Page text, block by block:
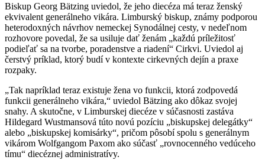
Biskup Georg Bätzing uviedol, že jeho diecéza má teraz ženský
ekvivalent generálneho vikára. Limburský biskup, známy podporou
heterodoxných návrhov nemeckej Synodálnej cesty, v nedeľnom
rozhovore povedal, že sa usiluje dať ženám „každú príležitosť
podieľať sa na tvorbe, poradenstve a riadení“ Cirkvi. Uviedol aj
čerstvý príklad, ktorý budí v kontexte cirkevných dejín a praxe
rozpaky.
„Tak napríklad teraz existuje žena vo funkcii, ktorá zodpovedá
funkcii generálneho vikára,“ uviedol Bätzing ako dôkaz svojej
snahy. A skutočne, v Limburskej diecéze v súčasnosti zastáva
Hildegard Wustmansová túto novú pozíciu „biskupskej delegátky“
alebo „biskupskej komisárky“, pričom pôsobí spolu s generálnym
vikárom Wolfgangom Paxom ako súčasť „rovnocenného vedúceho
tímu“ diecéznej administratívy.